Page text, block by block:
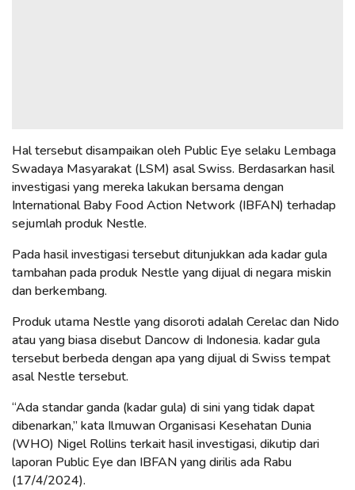
Hal tersebut disampaikan oleh Public Eye selaku Lembaga
Swadaya Masyarakat (LSM) asal Swiss. Berdasarkan hasil
investigasi yang mereka lakukan bersama dengan
International Baby Food Action Network (IBFAN) terhadap
sejumlah produk Nestle.
Pada hasil investigasi tersebut ditunjukkan ada kadar gula
tambahan pada produk Nestle yang dijual di negara miskin
dan berkembang.
Produk utama Nestle yang disoroti adalah Cerelac dan Nido
atau yang biasa disebut Dancow di Indonesia. kadar gula
tersebut berbeda dengan apa yang dijual di Swiss tempat
asal Nestle tersebut.
“Ada standar ganda (kadar gula) di sini yang tidak dapat
dibenarkan,” kata Ilmuwan Organisasi Kesehatan Dunia
(WHO) Nigel Rollins terkait hasil investigasi, dikutip dari
laporan Public Eye dan IBFAN yang dirilis ada Rabu
(17/4/2024).